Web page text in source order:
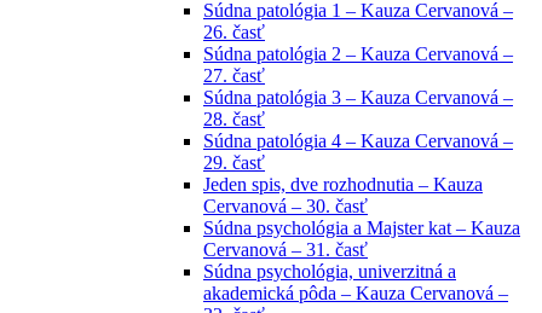
Súdna patológia 1 – Kauza Cervanová –
26. časť
Súdna patológia 2 – Kauza Cervanová –
27. časť
Súdna patológia 3 – Kauza Cervanová –
28. časť
Súdna patológia 4 – Kauza Cervanová –
29. časť
Jeden spis, dve rozhodnutia – Kauza
Cervanová – 30. časť
Súdna psychológia a Majster kat – Kauza
Cervanová – 31. časť
Súdna psychológia, univerzitná a
akademická pôda – Kauza Cervanová –